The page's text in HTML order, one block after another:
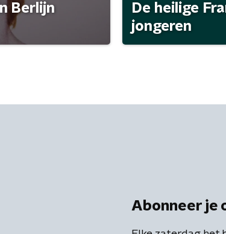
Berlijn
De heilige
jongeren
Abonneer je